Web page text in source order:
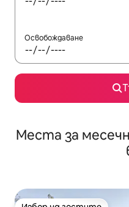
Освобождаване
Места за